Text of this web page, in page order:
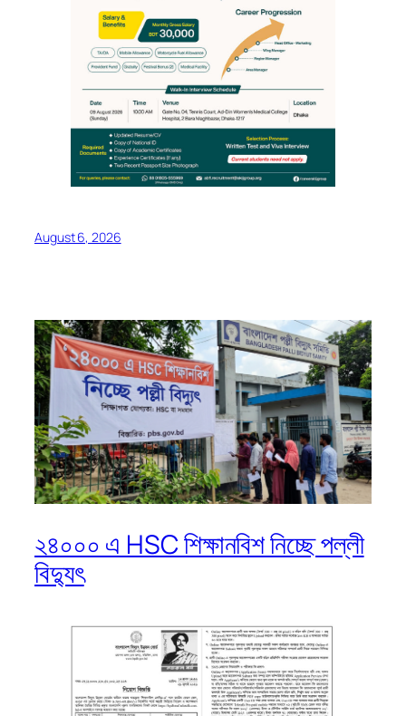
August 6, 2026
২৪০০০ এ HSC শিক্ষানবিশ নিচ্ছে পল্লী
বিদ্যুৎ